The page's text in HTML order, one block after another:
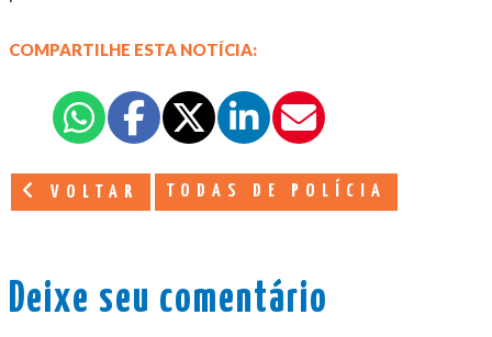
COMPARTILHE ESTA NOTÍCIA:
VOLTAR TODAS DE POLÍCIA
Deixe seu comentário